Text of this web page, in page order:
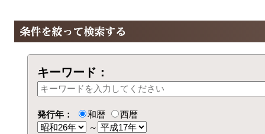
キーワード：
発行年： 和暦
西暦
～